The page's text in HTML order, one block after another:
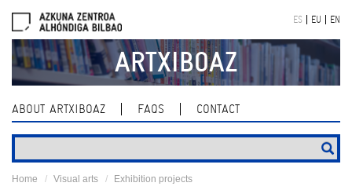
navigation
ES EU EN
ARTXIBOAZ
ABOUT ARTXIBOAZ FAQS CONTACT
Home Visual arts Exhibition projects